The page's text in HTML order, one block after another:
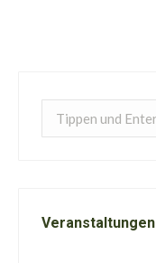
Search:
Veranstaltungen